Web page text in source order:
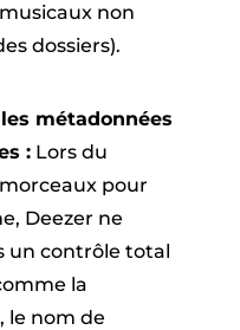
non
dossiers).
métadonnées
:Lors du
pour
Deezer ne
un contrôle total
la
le nom de